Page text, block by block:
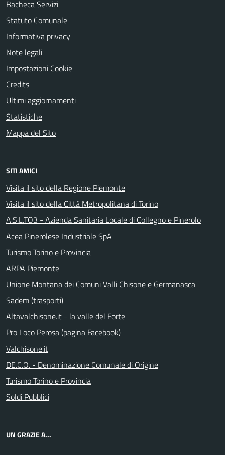
Bacheca Servizi
Statuto Comunale
Informativa privacy
Note legali
Impostazioni Cookie
Credits
Ultimi aggiornamenti
Statistiche
Mappa del Sito
SITI AMICI
Visita il sito della Regione Piemonte
Visita il sito della Città Metropolitana di Torino
A.S.L.TO3 - Azienda Sanitaria Locale di Collegno e Pinerolo
Acea Pinerolese Industriale SpA
Turismo Torino e Provincia
ARPA Piemonte
Unione Montana dei Comuni Valli Chisone e Germanasca
Sadem (trasporti)
Altavalchisone.it - la valle del Forte
Pro Loco Perosa (pagina Facebook)
Valchisone.it
DE.C.O. - Denominazione Comunale di Origine
Turismo Torino e Provincia
Soldi Pubblici
UN GRAZIE A...